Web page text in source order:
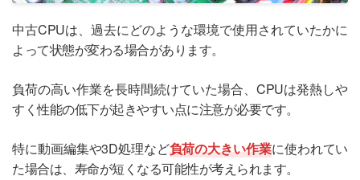
中古CPUは、過去にどのような環境で使用されていたかに
よって状態が変わる場合があります。
負荷の高い作業を長時間続けていた場合、CPUは発熱しや
すく性能の低下が起きやすい点に注意が必要です。
特に動画編集や3D処理など負荷の大きい作業に使われてい
た場合は、寿命が短くなる可能性が考えられます。